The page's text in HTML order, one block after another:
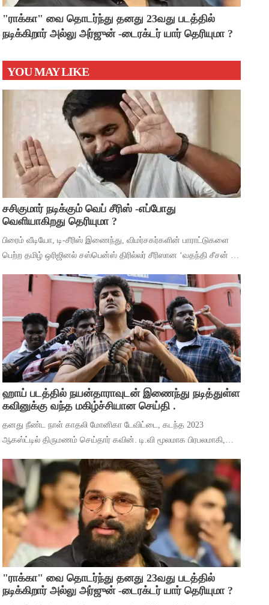
"ராக்கா" வை தொடர்ந்து தனது 23வது படத்தில்
நடிக்கிறார் அல்லு அர்ஜுன் -டைரக்டர் யார் தெரியுமா ?
YOU MAY LIKE
சசிகுமார் நடிக்கும் வெப் சீரிஸ் -எப்போது
வெளியாகிறது தெரியுமா ?
பிரைம் வீடியோ, டி-சீரிஸ் இணைந்து, விமர்சகர்களின் பாராட்டுகளை
பெற்ற தமிழ் ஒரிஜினல் சஸ்பென்ஸ் திரில்லர் சீரிஸான ‘வதந்தி சீசன் 2:
வெளியிட்டுள்ளனர். ச
ஹாய் படத்தில் நயன்தாராவுடன் இணைந்து நடித்துள்ள
கவினுக்கு வந்த மகிழ்ச்சியான செய்தி .
தனது நீண்ட நாள் காதலி மோனிகா டேவிட்டை, கடந்த 2023
ஆகஸ்ட்டில் திருமணம் செய்தார் கவின். டி.வி மூலமாக பிரபலமாகி,
மூலம் ஹீரோவாக மாறி வெற்றிபெ
"ராக்கா" வை தொடர்ந்து தனது 23வது படத்தில்
நடிக்கிறார் அல்லு அர்ஜுன் -டைரக்டர் யார் தெரியுமா ?